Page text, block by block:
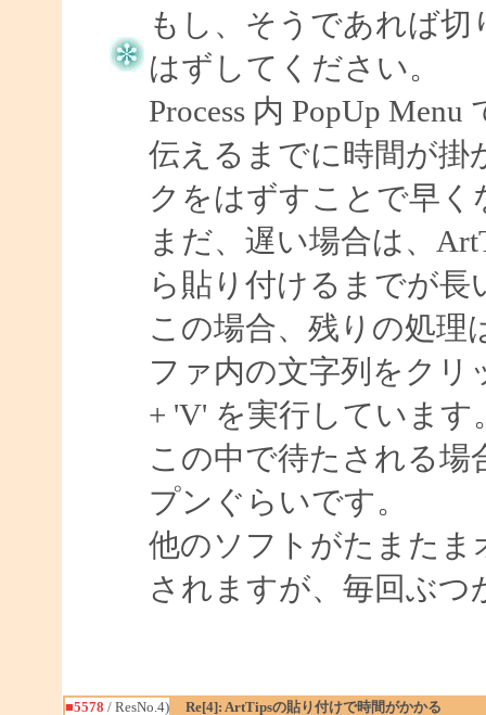
もし、そうであれば
はずしてください。
Process 内 PopUp
伝えるまでに時間が掛
クをはずすことで早く
まだ、遅い場合は、
ら貼り付けるまでが
この場合、残りの処理
ファ内の文字列をクリ
+ 'V' を実行しています
この中で待たされる
プンぐらいです。
他のソフトがたまた
されますが、毎回ぶ
■5578 / ResNo.4) Re[4]: ArtTipsの貼り付けで時間がかかる